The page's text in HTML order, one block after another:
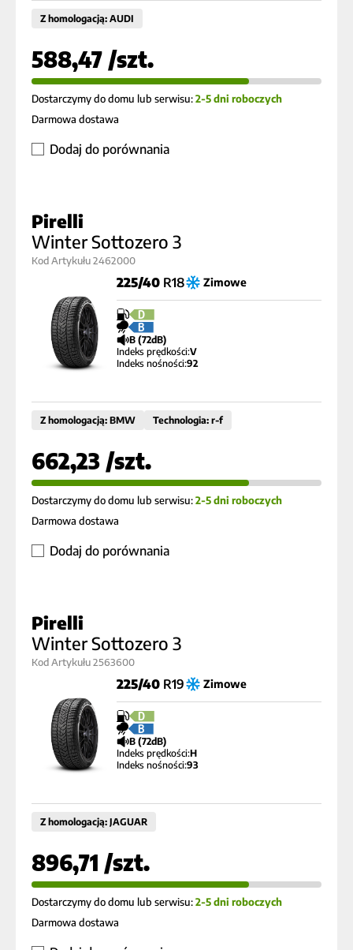
Z homologacją: AUDI
588,47 /szt.
Dostarczymy do domu lub serwisu:2-5 dni roboczych
Darmowa dostawa
Dodaj do porównania
Pirelli
Winter Sottozero 3
Kod Artykułu 2462000
225/40R18 Zimowe
D
B
B (72dB)
Indeks prędkości:V
Indeks nośności:92
Z homologacją: BMW Technologia: r-f
662,23 /szt.
Dostarczymy do domu lub serwisu:2-5 dni roboczych
Darmowa dostawa
Dodaj do porównania
Pirelli
Winter Sottozero 3
Kod Artykułu 2563600
225/40R19 Zimowe
D
B
B (72dB)
Indeks prędkości:H
Indeks nośności:93
Z homologacją: JAGUAR
896,71 /szt.
Dostarczymy do domu lub serwisu:2-5 dni roboczych
Darmowa dostawa